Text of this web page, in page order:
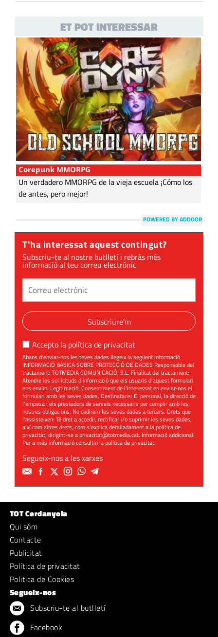
ET POT INTERESSAR
Corepunk MMORPG
Un verdadero MMORPG de la vieja escuela ¡Cómo los
de antes, pero mejor!
POWERED BY ADDOOR
T'ha interessat aquest contingut?
Subscriu-te al nostre butlletí i rebràs més
informació al teu correu electrònic
Subscriure'm
Accepto la política de privacitat
Abans d'enviar-nos les teves dades llegeix la següent informació
INFORMACIÓ BÀSICA SOBRE PROTECCIÓ DE DADES Responsable del
tractament: TOTMEDIA COMUNICACIÓ, S.L. Finalitat del tractament:
Atendre les sol·licituds d'informació que els usuaris d'aquest formulari
ens enviïn. Legitimació: Consentiment de l'interessat en enviar-nos el
formulari amb les seves dades. Destinataris: El personal, la direcció de
l'empesa i els prestadors de serveis necessaris per complir amb les
nostres obligacions. No cedirem les seves dades a tercers. Drets que
l'assisteixen: Té dret a accedir, rectificar i/o suprimir les seves dades,
així com altres drets, com s'explica detalladament a la política de
privacitat, dirigint-se aprivacitat@totmedia.cat. Informació addicional:
Per a més informació consultin lapolítica de privacitat.
Segueix-nos a les xarxes
TOT Cerdanyola
Qui sóm
Contacte
Publicitat
Política de privacitat
Politica de Cookies
Segueix-nos
Subscriu-te al butlletí
Facebook